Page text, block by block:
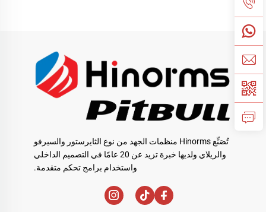
تُصَنِّع Hinorms منظمات الجهد من نوع الثايرستور والسيرفو
والريلاي ولديها خبرة تزيد عن 20 عامًا في التصميم الداخلي
واستخدام برامج تحكم متقدمة.